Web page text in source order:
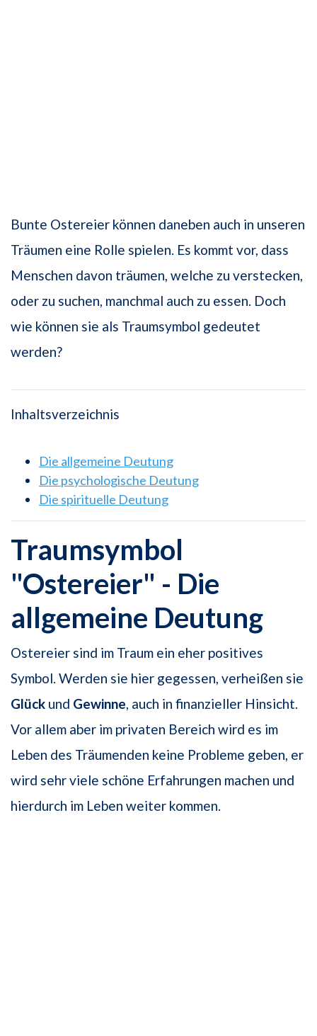
Bunte Ostereier können daneben auch in unseren
Träumen eine Rolle spielen. Es kommt vor, dass
Menschen davon träumen, welche zu verstecken,
oder zu suchen, manchmal auch zu essen. Doch
wie können sie als Traumsymbol gedeutet
werden?
Inhaltsverzeichnis
Die allgemeine Deutung
Die psychologische Deutung
Die spirituelle Deutung
Traumsymbol
"Ostereier" - Die
allgemeine Deutung
Ostereier sind im Traum ein eher positives
Symbol. Werden sie hier gegessen, verheißen sie
Glück und Gewinne, auch in finanzieller Hinsicht.
Vor allem aber im privaten Bereich wird es im
Leben des Träumenden keine Probleme geben, er
wird sehr viele schöne Erfahrungen machen und
hierdurch im Leben weiter kommen.